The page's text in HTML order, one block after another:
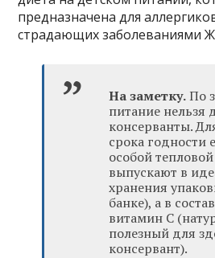
предназначена для
страдающих заболеваниями
На заметку.По
питание нельзя
консерванты.
срока годности
особой
выпускают в
хранения
банке), а в
витамин С
полезный для
консервант).